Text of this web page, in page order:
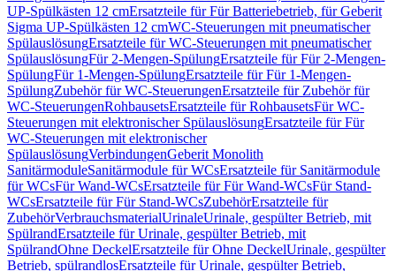
UP-Spülkästen 12 cmErsatzteile für Für Batteriebetrieb, für Geberit
Sigma UP-Spülkästen 12 cmWC-Steuerungen mit pneumatischer
SpülauslösungErsatzteile für WC-Steuerungen mit pneumatischer
SpülauslösungFür 2-Mengen-SpülungErsatzteile für Für 2-Mengen-
SpülungFür 1-Mengen-SpülungErsatzteile für Für 1-Mengen-
SpülungZubehör für WC-SteuerungenErsatzteile für Zubehör für
WC-SteuerungenRohbausetsErsatzteile für RohbausetsFür WC-
Steuerungen mit elektronischer SpülauslösungErsatzteile für Für
WC-Steuerungen mit elektronischer
SpülauslösungVerbindungenGeberit Monolith
SanitärmoduleSanitärmodule für WCsErsatzteile für Sanitärmodule
für WCsFür Wand-WCsErsatzteile für Für Wand-WCsFür Stand-
WCsErsatzteile für Für Stand-WCsZubehörErsatzteile für
ZubehörVerbrauchsmaterialUrinaleUrinale, gespülter Betrieb, mit
SpülrandErsatzteile für Urinale, gespülter Betrieb, mit
SpülrandOhne DeckelErsatzteile für Ohne DeckelUrinale, gespülter
Betrieb, spülrandlosErsatzteile für Urinale, gespülter Betrieb,